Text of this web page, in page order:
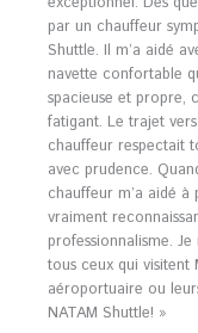
par un chauffeur
Shuttle. Il m’a aidé
navette confortable
spacieuse et propre,
fatigant. Le trajet
chauffeur respectait
avec prudence.
chauffeur m’a aidé à
vraiment
professionnalisme.
tous ceux qui
aéroportuaire ou
NATAM Shuttle! »